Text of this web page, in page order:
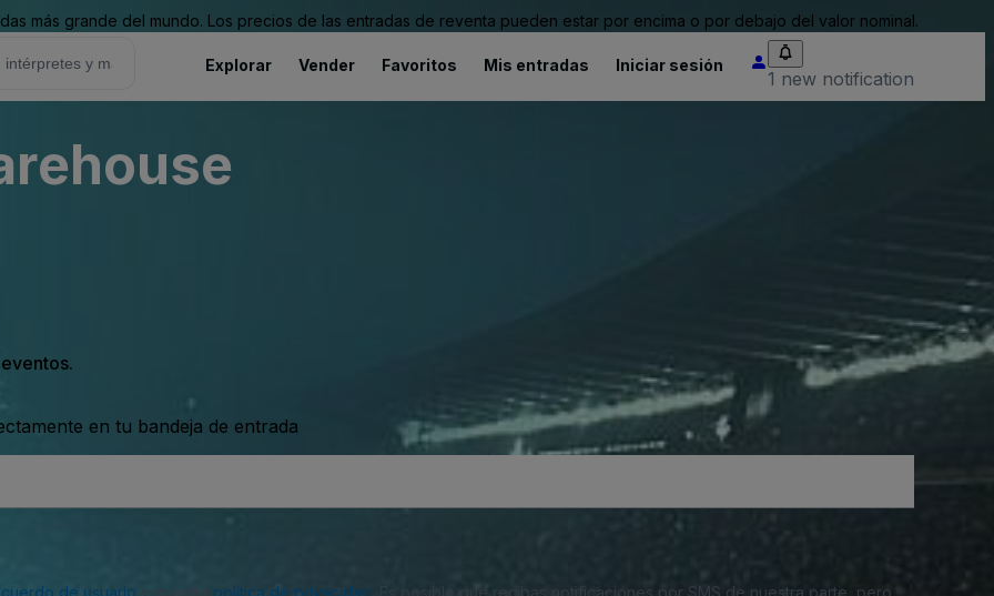
más grande del mundo. Los precios de las entradas de reventa pueden estar por encima o por debajo del valor nominal.
Explorar Vender Favoritos Mis entradas Iniciar sesión
1 new notification
en tu bandeja de entrada